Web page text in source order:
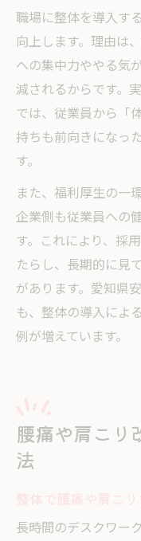
職場に整体を導入す
向上します。理由は
への集中力ややる気
減されるからです。
では、従業員から「
持ちも前向きになっ
す。
また、福利厚生の一
企業側も従業員への
す。これにより、採
たらし、長期的に見
があります。愛知県
も、整体の導入によ
例が増えています。
腰痛や肩こり
法
長時間のデスクワー